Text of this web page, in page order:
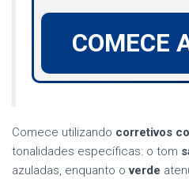
COMECE
Comece utilizando corretivos
tonalidades específicas: o tom
azuladas, enquanto overde